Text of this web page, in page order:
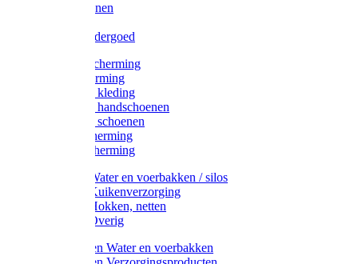
Handschoenen
Thermo ondergoed
Gehoorbescherming
Oogbescherming
Disposable kleding
Disposable handschoenen
Disposable schoenen
Mondbescherming
Hoofdbescherming
Pluimvee Water en voerbakken / silos
Pluimvee Kuikenverzorging
Pluimvee Hokken, netten
Pluimvee Overig
Knaagdieren Water en voerbakken